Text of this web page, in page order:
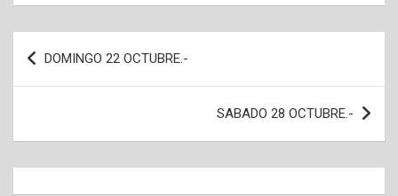
Navegación
de
DOMINGO 22 OCTUBRE.-
SABADO 28 OCTUBRE.-